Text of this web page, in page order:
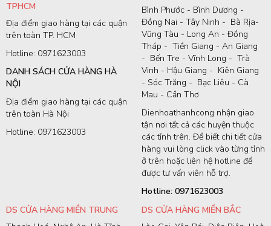
TPHCM
Địa điểm giao hàng tại các quận
trên toàn TP. HCM
Hotline: 0971623003
DANH SÁCH CỬA HÀNG HÀ
NỘI
Địa điểm giao hàng tại các quận
trên toàn Hà Nội
Hotline: 0971623003
Bình Phước - Bình Dương -
Đồng Nai - Tây Ninh - Bà Rịa-
Vũng Tàu - Long An - Đồng
Tháp - Tiền Giang - An Giang
- Bến Tre - Vĩnh Long - Trà
Vinh - Hậu Giang - Kiên Giang
- Sóc Trăng - Bạc Liêu - Cà
Mau - Cần Thơ
Dienhoathanhcong nhận giao
tận nơi tất cả các huyện thuộc
các tỉnh trên. Để biết chi tiết cửa
hàng vui lòng click vào từng tỉnh
ở trên hoặc liên hệ hotline để
được tư vấn viên hỗ trợ.
Hotline: 0971623003
DS CỬA HÀNG MIỀN TRUNG
DS CỬA HÀNG MIỀN BẮC